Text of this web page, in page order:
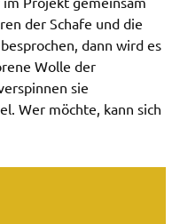
der Schafe und die
dann wird es
Wolle der
sie
Wer möchte, kann sich